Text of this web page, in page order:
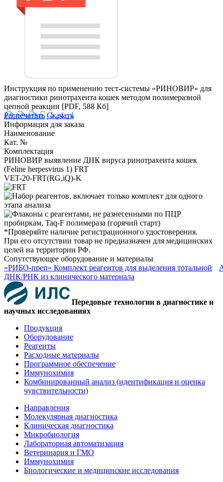
Инструкция по применению тест-системы «РИНОВИР» для
диагностики ринотрахеита кошек методом полимеразной
цепной реакции [PDF, 588 Кб]
Распечатать Скачать
Информация для заказа
Наименование
Кат. №
Комплектация
РИНОВИР выявление ДНК вируса ринотрахеита кошек
(Feline herpesvirus 1) FRT
VET-20-FRT(RG,iQ)-K
*Проверяйте наличие регистрационного удостоверения.
При его отсутствии товар не предназначен для медицинских
целей на территории РФ.
Сопутствующее оборудование и материалы
«РИБО-преп» Комплект реагентов для выделения тотальной
ДНК/РНК из клинического материала
Передовые технологии в диагностике и
научных исследованиях
Продукция
Оборудование
Реагенты
Расходные материалы
Программное обеспечение
Иммунохимия
Комбинированный анализ (идентификация и оценка
чувствительности)
Направления
Молекулярная диагностика
Клиническая диагностика
Микробиология
Лабораторная автоматизация
Ветеринария и ГМО
Иммунохимия
Биологические и медицинские исследования